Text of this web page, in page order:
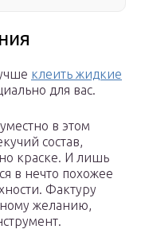
клеить жидкие
для вас.
в этом
состав,
краске. И лишь
в нечто похожее
Фактуру
желанию,